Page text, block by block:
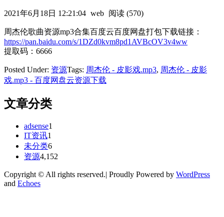
2021年6月18日 12:21:04 web 阅读 (570)
周杰伦歌曲资源mp3合集百度云百度网盘打包下载链接：
https://pan.baidu.com/s/1DZd0kvm8pd1AVBcOV3v4ww
提取码：6666
Posted Under: 资源Tags: 周杰伦 - 皮影戏.mp3, 周杰伦 - 皮影
戏.mp3 - 百度网盘云资源下载
文章分类
adsense1
IT资讯1
未分类6
资源4,152
Copyright © All rights reserved.| Proudly Powered by WordPress
and Echoes